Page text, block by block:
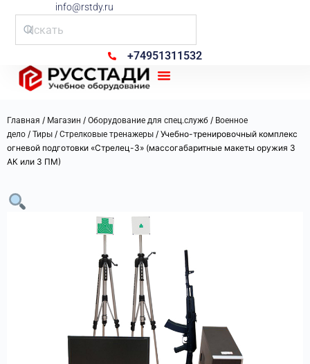
info@rstdy.ru
+74951311532
Главная / Магазин / Оборудование для спец.служб / Военное
дело / Тиры / Стрелковые тренажеры / Учебно-тренировочный комплекс
огневой подготовки «Стрелец-3» (массогабаритные макеты оружия 3
АК или 3 ПМ)